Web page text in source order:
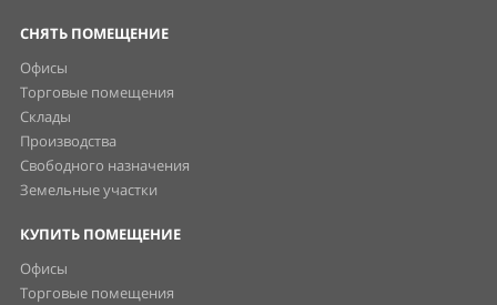
СНЯТЬ ПОМЕЩЕНИЕ
Офисы
Торговые помещения
Склады
Производства
Свободного назначения
Земельные участки
КУПИТЬ ПОМЕЩЕНИЕ
Офисы
Торговые помещения